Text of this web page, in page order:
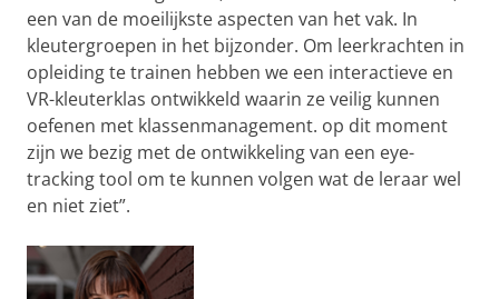
een van de moeilijkste aspecten van het vak. In
kleutergroepen in het bijzonder. Om leerkrachten in
opleiding te trainen hebben we een interactieve en
VR-kleuterklas ontwikkeld waarin ze veilig kunnen
oefenen met klassenmanagement. op dit moment
zijn we bezig met de ontwikkeling van een eye-
tracking tool om te kunnen volgen wat de leraar wel
en niet ziet”.